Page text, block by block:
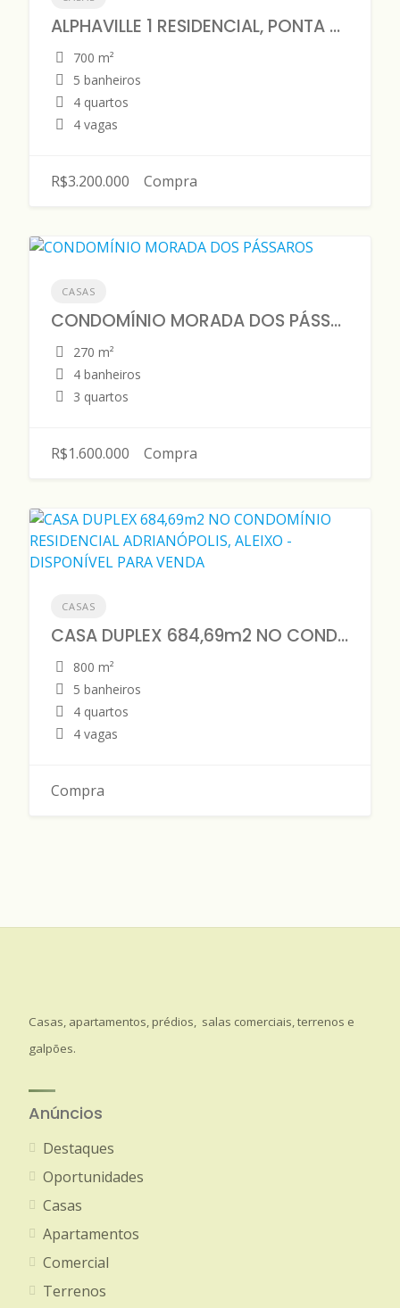
ALPHAVILLE 1 RESIDENCIAL, PONTA NEGRA - CASA TÉRREA - DISPONÍVEL PARA VENDA
700 m²
5 banheiros
4 quartos
4 vagas
R$3.200.000 Compra
CASAS
CONDOMÍNIO MORADA DOS PÁSSAROS
270 m²
4 banheiros
3 quartos
R$1.600.000 Compra
CASAS
CASA DUPLEX 684,69m2 NO CONDOMÍNIO RESIDENCIAL ADRIANÓPOLIS, ALEIXO - DISPONÍVEL PARA VENDA
800 m²
5 banheiros
4 quartos
4 vagas
Compra
Casas, apartamentos, prédios, salas comerciais, terrenos e
galpões.
Anúncios
Destaques
Oportunidades
Casas
Apartamentos
Comercial
Terrenos